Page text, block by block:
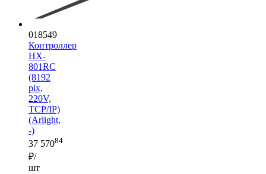
018549
Контроллер
HX-
801RC
(8192
pix,
220V,
TCP/IP)
(Arlight,
-)
37 57084
₽/
шт